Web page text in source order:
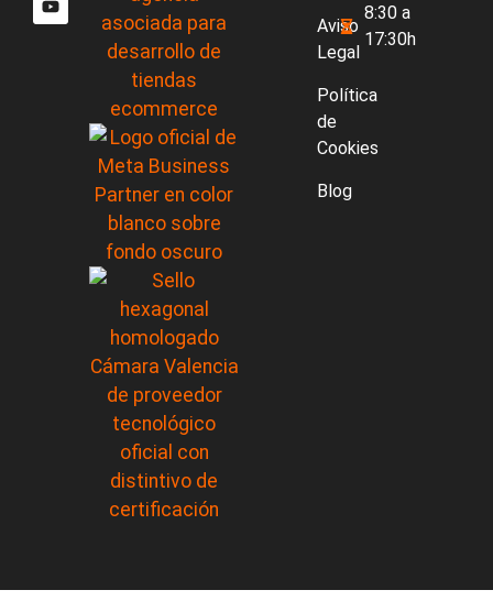
Aviso
Legal
Política
de
Cookies
Blog
8:30 a
17:30h